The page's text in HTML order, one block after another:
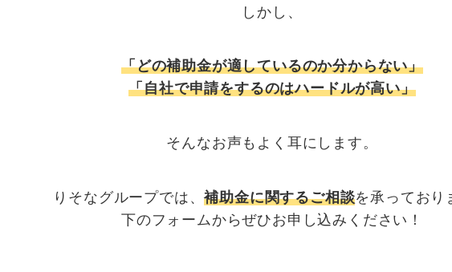
しかし、
「どの補助金が適しているのか分からない」
「自社で申請をするのはハードルが高い」
そんなお声もよく耳にします。
りそなグループでは、補助金に関するご相談を承っており
下のフォームからぜひお申し込みください！